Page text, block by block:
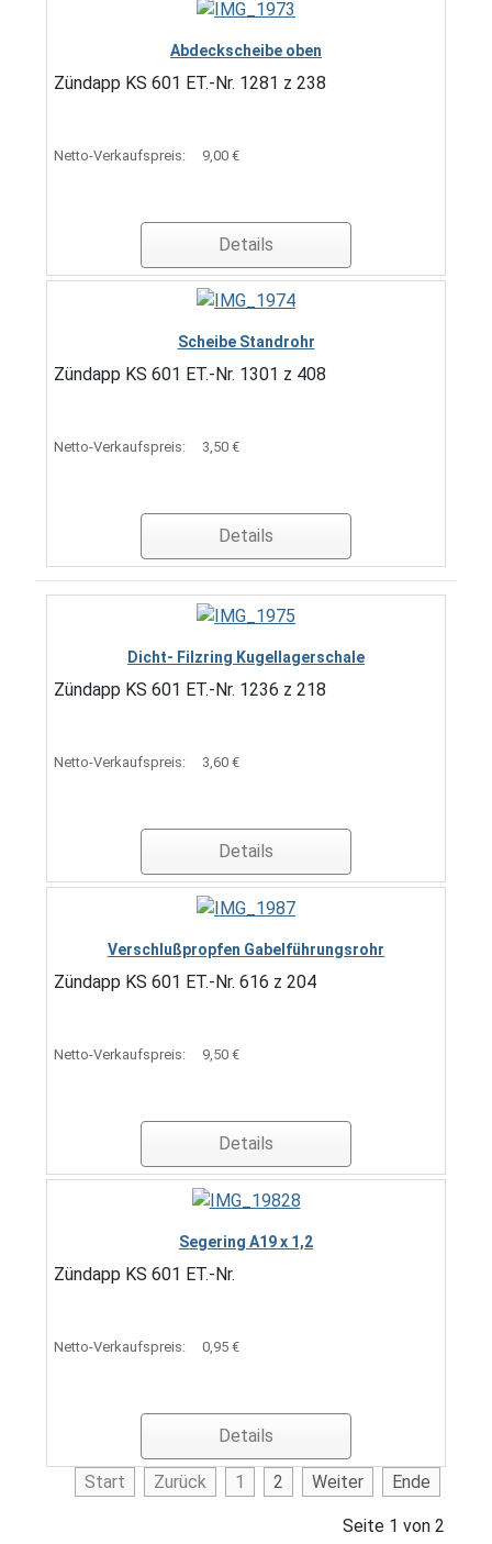
Abdeckscheibe oben
Zündapp KS 601 ET.-Nr. 1281 z 238
Netto-Verkaufspreis: 9,00 €
Details
Scheibe Standrohr
Zündapp KS 601 ET.-Nr. 1301 z 408
Netto-Verkaufspreis: 3,50 €
Details
Dicht- Filzring Kugellagerschale
Zündapp KS 601 ET.-Nr. 1236 z 218
Netto-Verkaufspreis: 3,60 €
Details
Verschlußpropfen Gabelführungsrohr
Zündapp KS 601 ET.-Nr. 616 z 204
Netto-Verkaufspreis: 9,50 €
Details
Segering A19 x 1,2
Zündapp KS 601 ET.-Nr.
Netto-Verkaufspreis: 0,95 €
Details
Start Zurück 1 2 Weiter Ende
Seite 1 von 2